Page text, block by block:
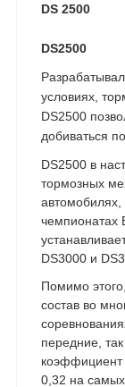
DS 2500
DS2500
условиях,
DS2500
добиваться
DS2500 в
тормозных
чемпионатах
DS3000 и
Помимо
состав во
передние,
коэффициент
0,32 на самых